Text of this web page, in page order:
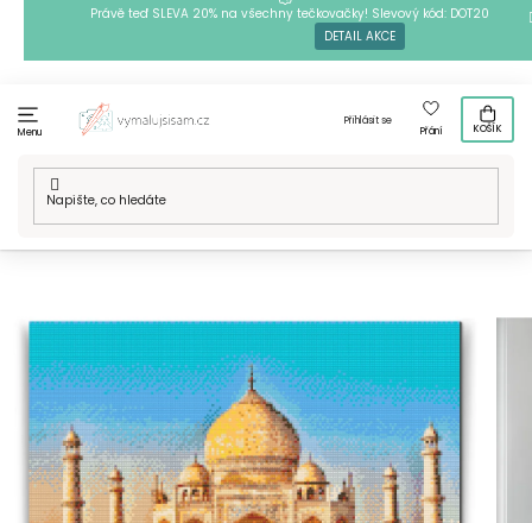
Právě teď SLEVA 20% na všechny tečkovačky! Slevový kód: DOT20
DETAIL AKCE
Menu
Přihlásit se
Přání
KOŠÍK
Domů
Techniky / Diamantové malování
malování - Taj Mahal